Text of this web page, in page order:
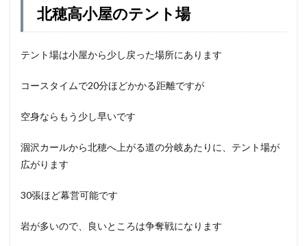
北穂高小屋のテント場
テント場は小屋から少し戻った場所にあります
コースタイムで20分ほどかかる距離ですが
空身ならもう少し早いです
涸沢カールから北穂へ上がる道の分岐あたりに、テント場が
広がります
30張ほど幕営可能です
岩が多いので、良いところは争奪戦になります